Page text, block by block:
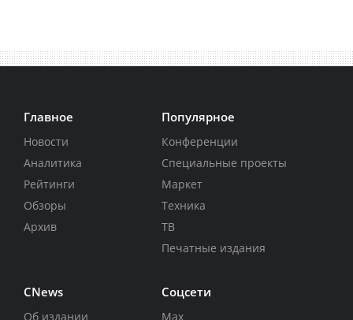
Главное
Новости
Аналитика
Рейтинги
Обзоры
Архив
Популярное
Конференции
Специальные проекты
Маркет
Техника
ТВ
Печатные издания
CNews
Об издании
Соцсети
Max